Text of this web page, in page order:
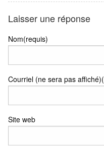
Laisser une réponse
Nom(requis)
Courriel (ne sera pas
Site web